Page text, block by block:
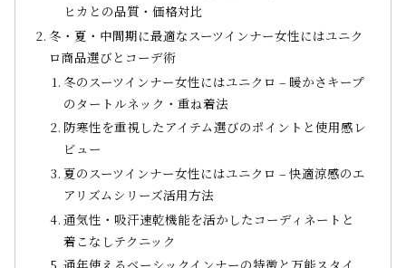
ヒカとの品質・価格対比
冬・夏・中間期に最適なスーツインナー女性にはユニク
ロ商品選びとコーデ術
冬のスーツインナー女性にはユニクロ – 暖かさキープ
のタートルネック・重ね着法
防寒性を重視したアイテム選びのポイントと使用感レ
ビュー
夏のスーツインナー女性にはユニクロ – 快適涼感のエ
アリズムシリーズ活用方法
通気性・吸汗速乾機能を活かしたコーディネートと
着こなしテクニック